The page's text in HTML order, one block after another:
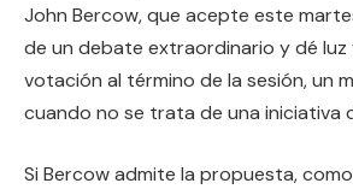
John Bercow, que acepte este
de un debate extraordinario y dé luz
votación al término de la sesión, un
cuando no se trata de una iniciativa
Si Bercow admite la propuesta,